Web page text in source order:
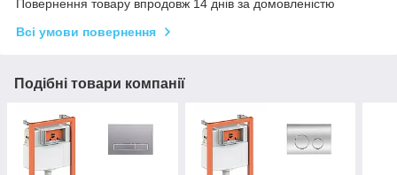
Повернення товару впродовж 14 днів за домовленістю
Всі умови повернення
Подібні товари компанії